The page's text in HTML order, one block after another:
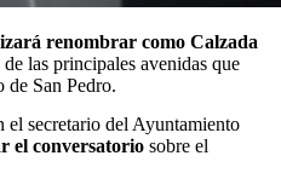
renombrar como Calzada
las principales avenidas que
de San Pedro.
secretario del Ayuntamiento
el conversatorio sobre el